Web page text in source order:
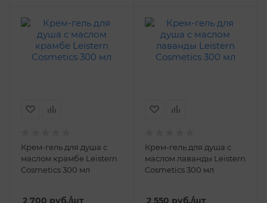
Крем-гель для душа с
маслом крамбе Leistern
Cosmetics 300 мл
2 700 руб./шт
Крем-гель для душа с
маслом лаванды Leistern
Cosmetics 300 мл
2 550 руб./шт